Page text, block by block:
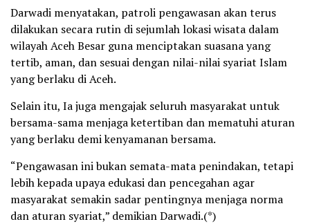
Darwadi menyatakan, patroli pengawasan akan terus
dilakukan secara rutin di sejumlah lokasi wisata dalam
wilayah Aceh Besar guna menciptakan suasana yang
tertib, aman, dan sesuai dengan nilai-nilai syariat Islam
yang berlaku di Aceh.
Selain itu, Ia juga mengajak seluruh masyarakat untuk
bersama-sama menjaga ketertiban dan mematuhi aturan
yang berlaku demi kenyamanan bersama.
“Pengawasan ini bukan semata-mata penindakan, tetapi
lebih kepada upaya edukasi dan pencegahan agar
masyarakat semakin sadar pentingnya menjaga norma
dan aturan syariat,” demikian Darwadi.(*)